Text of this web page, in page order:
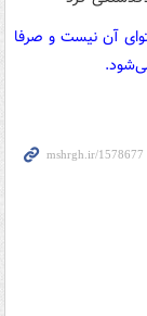
آن نیست و صرفا